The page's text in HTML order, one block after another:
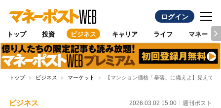
ログイン
トップ 投資 ビジネス キャリア ライフ マネー
トップ ビジネス マーケット 【マンション価格「暴落」に備えよ】見えて
ビジネス 2026.03.02 15:00 週刊ポスト